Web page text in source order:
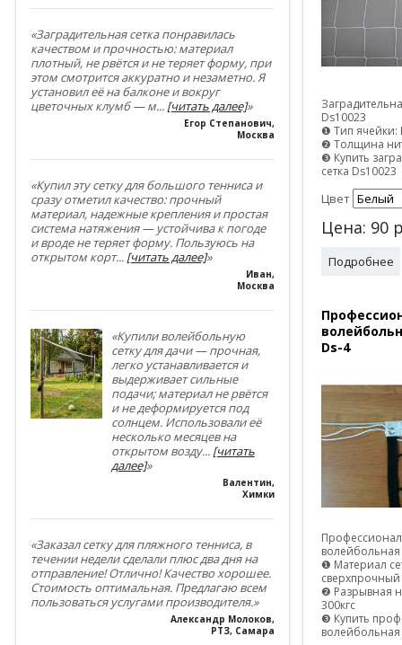
«Заградительная сетка понравилась
качеством и прочностью: материал
плотный, не рвётся и не теряет форму, при
этом смотрится аккуратно и незаметно. Я
установил её на балконе и вокруг
цветочных клумб — м... [читать далее]»
Егор Степанович,
Москва
«Купил эту сетку для большого тенниса и
сразу отметил качество: прочный
материал, надежные крепления и простая
система натяжения — устойчива к погоде
и вроде не теряет форму. Пользуюсь на
открытом корт... [читать далее]»
Иван,
Москва
«Купили волейбольную
сетку для дачи — прочная,
легко устанавливается и
выдерживает сильные
подачи; материал не рвётся
и не деформируется под
солнцем. Использовали её
несколько месяцев на
открытом возду... [читать
далее]»
Валентин,
Химки
«Заказал сетку для пляжного тенниса, в
течении недели сделали плюс два дня на
отправление! Отлично! Качество хорошее.
Стоимость оптимальная. Предлагаю всем
пользоваться услугами производителя.»
Александр Молоков,
РТЗ, Самара
Ds10023
❶ Тип ячейки:
❷ Толщина
❸ Купить
сетка Ds10023
Цвет
Цена: 90
Подробнее
Ds-4
волейбольная
❶ Материал
❷ Разрывная
300кгс
❸ Купить
волейбольная